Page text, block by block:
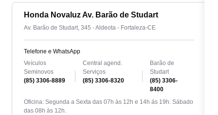
Honda Novaluz Av. Barão de Studart
Av. Barão de Studart, 345 - Aldeota - Fortaleza-CE
Telefone e WhatsApp
Veículos
Seminovos
(85) 3306-8889
Central agend.
Serviços
(85) 3306-8320
Barão de
Studart
(85) 3306-
8400
Oficina: Segunda a Sexta das 07h às 12h e 14h ás 19h. Sábado
das 08h às 12h.